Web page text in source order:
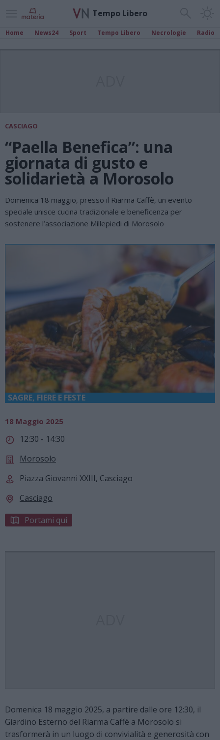
Tempo Libero
Home News24 Sport Tempo Libero Necrologie Radio
CASCIAGO
“Paella Benefica”: una
giornata di gusto e
solidarietà a Morosolo
Domenica 18 maggio, presso il Riarma Caffè, un evento
speciale unisce cucina tradizionale e beneficenza per
sostenere l’associazione Millepiedi di Morosolo
SAGRE, FIERE E FESTE
18 Maggio 2025
12:30 - 14:30
Morosolo
Piazza Giovanni XXIII, Casciago
Casciago
Portami qui
Domenica 18 maggio 2025, a partire dalle ore 12:30, il
Giardino Esterno del Riarma Caffè a Morosolo si
trasformerà in un luogo di convivialità e generosità con